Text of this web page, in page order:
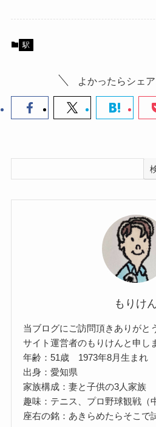
駅
よかったらシェア
もりけ
当ブログにご訪問頂きありがと
サイト運営者のもりけんと申し
年齢：51歳 1973年8月生まれ
出身：愛知県
家族構成：妻と子供の3人家族
趣味：テニス、プロ野球観戦（
座右の銘：あきらめたらそこで